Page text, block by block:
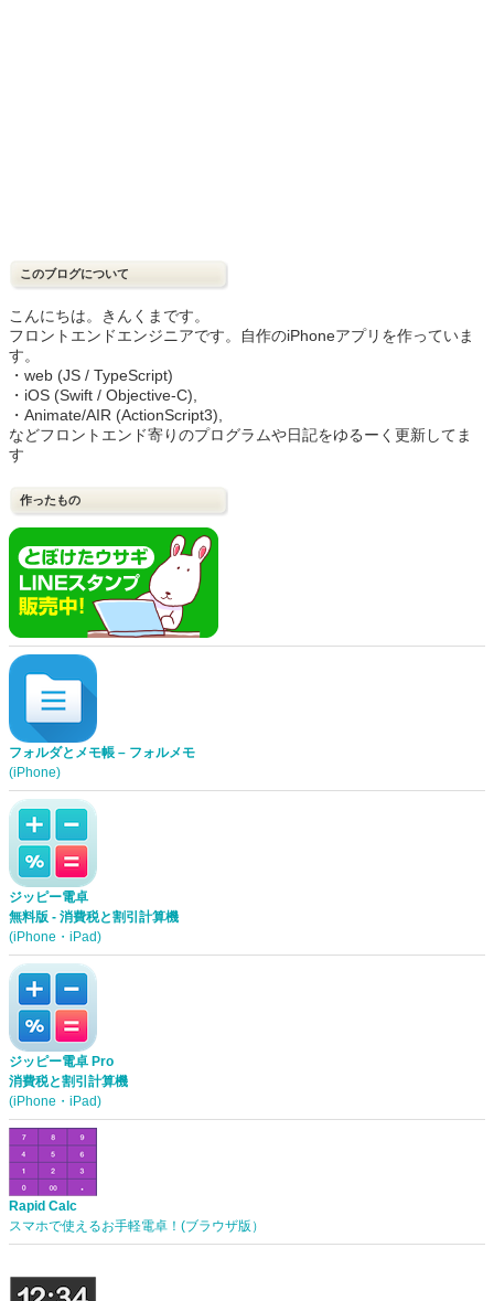
このブログについて
こんにちは。きんくまです。
フロントエンドエンジニアです。自作のiPhoneアプリを作っていま
す。
・web (JS / TypeScript)
・iOS (Swift / Objective-C),
・Animate/AIR (ActionScript3),
などフロントエンド寄りのプログラムや日記をゆるーく更新してま
す
作ったもの
フォルダとメモ帳 – フォルメモ
(iPhone)
ジッピー電卓
無料版 - 消費税と割引計算機
(iPhone・iPad)
ジッピー電卓 Pro
消費税と割引計算機
(iPhone・iPad)
Rapid Calc
スマホで使えるお手軽電卓！(ブラウザ版）